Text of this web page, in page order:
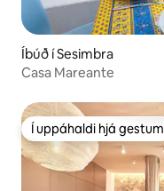
Íbúð í Sesimbra
Casa Mareante
Í uppáhaldi hjá gestum
Í uppáhaldi hjá gestum